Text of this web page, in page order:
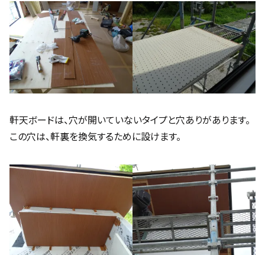
軒天ボードは、穴が開いていないタイプと穴ありがあります。
この穴は、軒裏を換気するために設けます。